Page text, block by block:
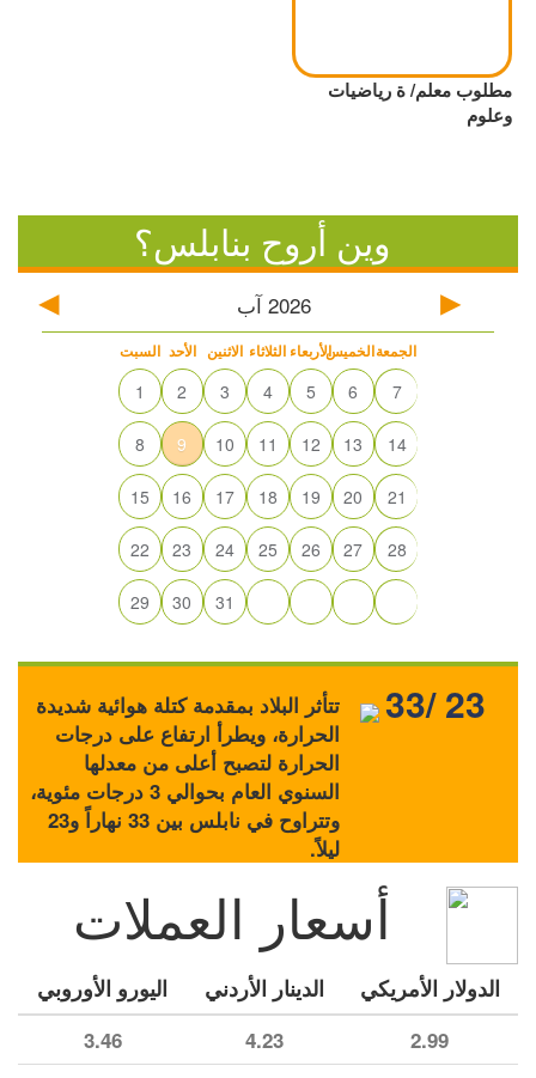
مطلوب معلم/ ة رياضيات
وعلوم
وين أروح بنابلس؟
2026 آب
السبت الأحد الاثنين الثلاثاء الأربعاءالخميسالجمعة
1 2 3 4 5 6 7
8 9 10 11 12 13 14
15 16 17 18 19 20 21
22 23 24 25 26 27 28
29 30 31
تتأثر البلاد بمقدمة كتلة هوائية شديدة
الحرارة، ويطرأ ارتفاع على درجات
الحرارة لتصبح أعلى من معدلها
السنوي العام بحوالي 3 درجات مئوية،
وتتراوح في نابلس بين 33 نهاراً و23
ليلاً.
33/ 23
أسعار العملات
الدولار الأمريكي الدينار الأردني اليورو الأوروبي
2.99
4.23
3.46